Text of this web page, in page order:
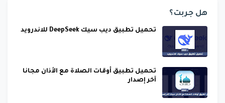
هل جربت؟
تحميل تطبيق ديب سيك DeepSeek للاندرويد
تحميل تطبيق أوقات الصلاة مع الأذان مجانا
آخر إصدار